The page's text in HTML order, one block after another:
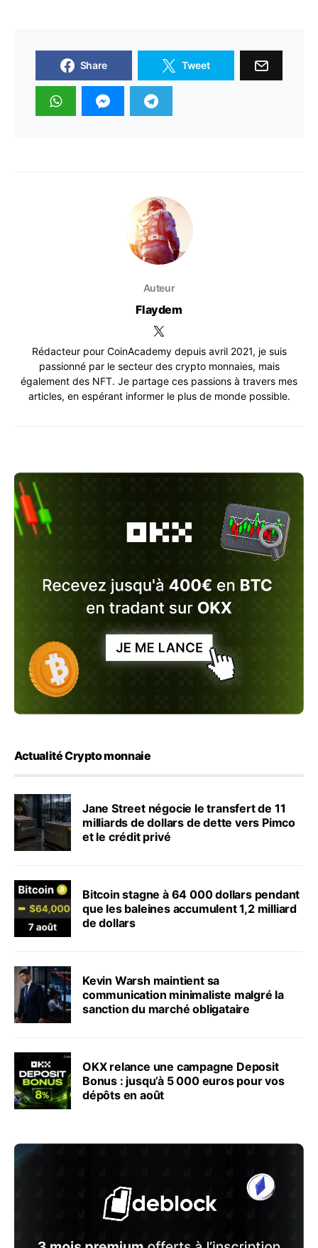
Share Tweet
Auteur
Flaydem
Rédacteur pour CoinAcademy depuis avril 2021, je suis
passionné par le secteur des crypto monnaies, mais
également des NFT. Je partage ces passions à travers mes
articles, en espérant informer le plus de monde possible.
Actualité Crypto monnaie
Jane Street négocie le transfert de 11
milliards de dollars de dette vers Pimco
et le crédit privé
Bitcoin stagne à 64 000 dollars pendant
que les baleines accumulent 1,2 milliard
de dollars
Kevin Warsh maintient sa
communication minimaliste malgré la
sanction du marché obligataire
OKX relance une campagne Deposit
Bonus : jusqu’à 5 000 euros pour vos
dépôts en août